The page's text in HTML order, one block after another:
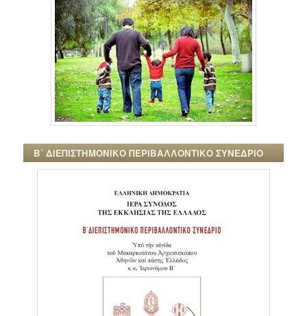
Β΄ ΔΙΕΠΙΣΤΗΜΟΝΙΚΟ ΠΕΡΙΒΑΛΛΟΝΤΙΚΟ ΣΥΝΕΔΡΙΟ